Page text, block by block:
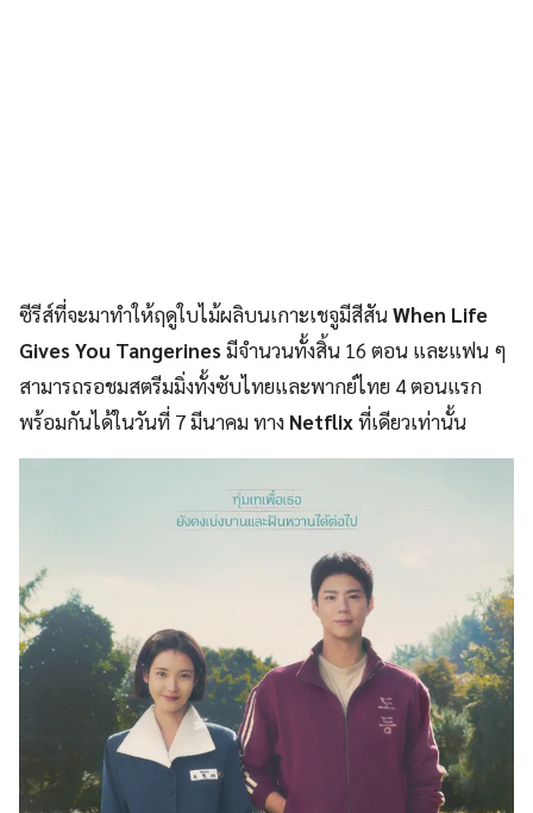
ซีรีส์ที่จะมาทำให้ฤดูใบไม้ผลิบนเกาะเชจูมีสีสันWhen Life
Gives You Tangerinesมีจำนวนทั้งสิ้น 16 ตอน และแฟน ๆ
สามารถรอชมสตรีมมิ่งทั้งซับไทยและพากย์ไทย 4 ตอนแรก
พร้อมกันได้ในวันที่ 7 มีนาคม ทาง Netflixที่เดียวเท่านั้น